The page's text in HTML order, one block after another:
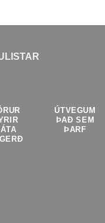
ÚTVEGUM
ÞAÐ SEM
ÞARF